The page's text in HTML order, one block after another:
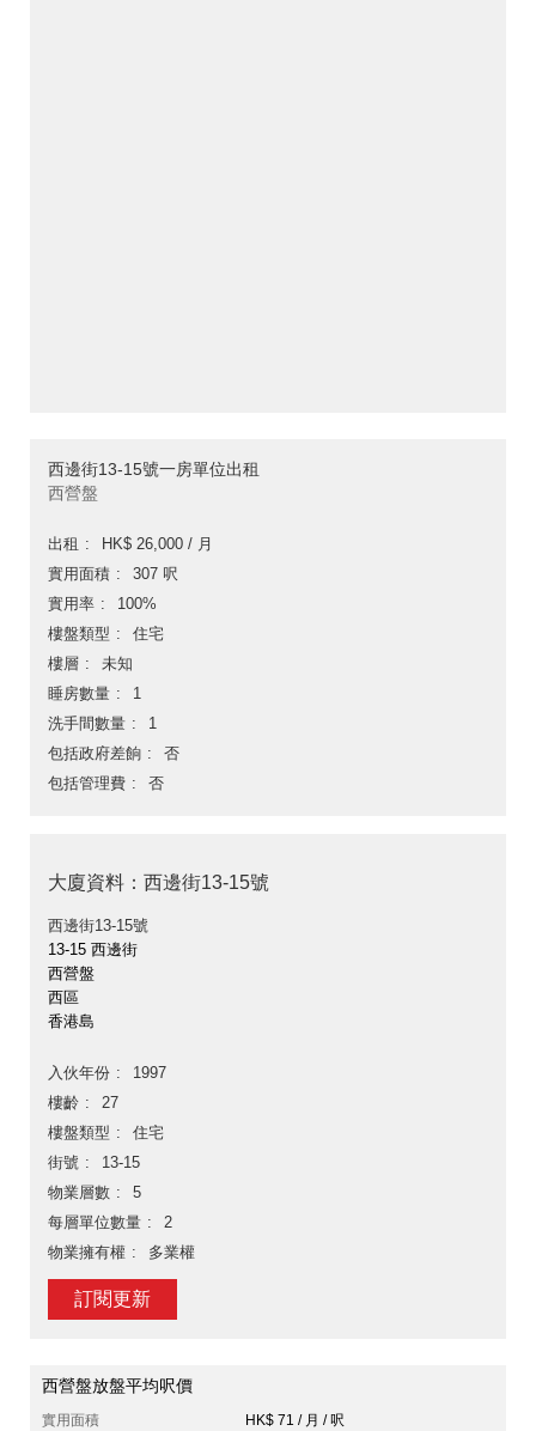
西邊街13-15號一房單位出租
西營盤
出租
HK$ 26,000 / 月
實用面積
307 呎
實用率
100%
樓盤類型
住宅
樓層
未知
睡房數量
1
洗手間數量
1
包括政府差餉
否
包括管理費
否
大廈資料：西邊街13-15號
西邊街13-15號
13-15 西邊街
西營盤
西區
香港島
入伙年份
1997
樓齡
27
樓盤類型
住宅
街號
13-15
物業層數
5
每層單位數量
2
物業擁有權
多業權
訂閱更新
西營盤放盤平均呎價
實用面積
HK$ 71 / 月 / 呎